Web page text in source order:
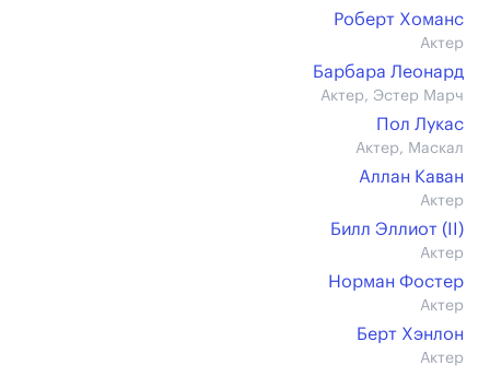
Роберт Хоманс
Актер
Барбара Леонард
Актер, Эстер Марч
Пол Лукас
Актер, Маскал
Аллан Каван
Актер
Билл Эллиот (II)
Актер
Норман Фостер
Актер
Берт Хэнлон
Актер